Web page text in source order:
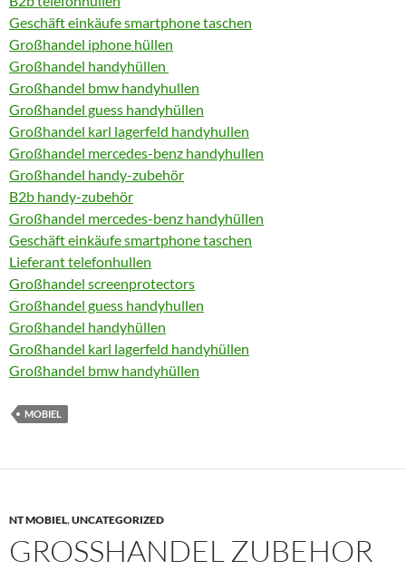
Geschäft einkäufe smartphone taschen
Großhandel iphone hüllen
Großhandel handyhüllen
Großhandel bmw handyhullen
Großhandel guess handyhüllen
Großhandel karl lagerfeld handyhullen
Großhandel mercedes-benz handyhullen
Großhandel handy-zubehör
B2b handy-zubehör
Großhandel mercedes-benz handyhüllen
Geschäft einkäufe smartphone taschen
Lieferant telefonhullen
Großhandel screenprotectors
Großhandel guess handyhullen
Großhandel handyhüllen
Großhandel karl lagerfeld handyhüllen
Großhandel bmw handyhüllen
MOBIEL
NT MOBIEL,UNCATEGORIZED
GROSSHANDEL ZUBEHOR